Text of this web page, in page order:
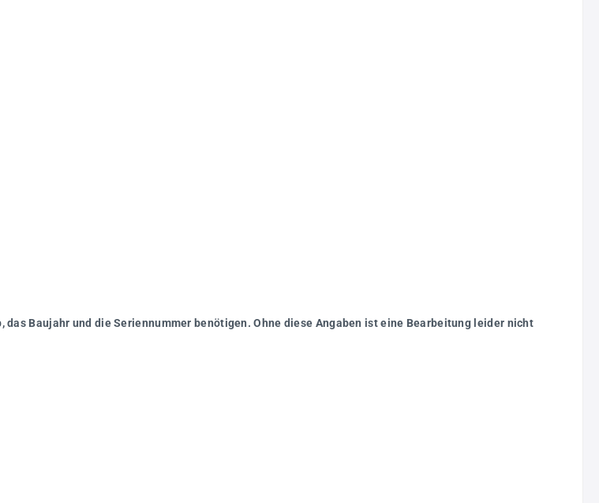
Baujahr und die Seriennummer benötigen. Ohne diese Angaben ist eine Bearbeitung leider nicht